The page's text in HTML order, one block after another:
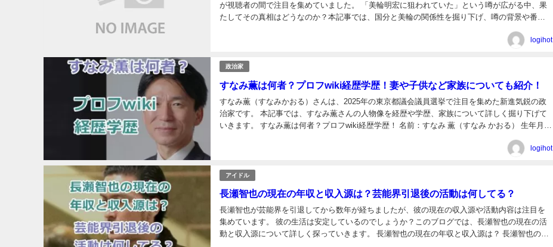
が視聴者の間で注目を集めていました。 「美輪明宏に狙われていた」という噂が広がる中、果
たしてその真相はどうなのか？本記事では、国分と美輪の関係性を掘り下げ、噂の背景や番組
logihot
政治家
すなみ薫は何者？プロフwiki経歴学歴！妻や子供など家族についても紹介！
すなみ薫（すなみかおる）さんは、2025年の東京都議会議員選挙で注目を集めた新進気鋭の政
治家です。 本記事では、すなみ薫さんの人物像を経歴や学歴、家族について詳しく掘り下げて
いきます。 すなみ薫は何者？プロフwiki経歴学歴！ 名前：すなみ 薫（すなみ かおる） 生年月
logihot
アイドル
長瀬智也の現在の年収と収入源は？芸能界引退後の活動は何してる？
長瀬智也が芸能界を引退してから数年が経ちましたが、彼の現在の収入源や活動内容は注目を
集めています。 彼の生活は安定しているのでしょうか？このブログでは、長瀬智也の現在の活
動と収入源について詳しく探っていきます。 長瀬智也の現在の年収と収入源は？ 長瀬智也の現